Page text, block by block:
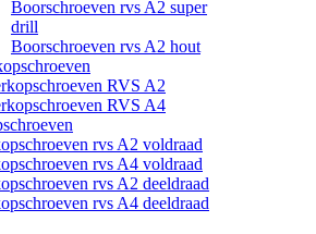
Boorschroeven rvs A2 super
drill
Boorschroeven rvs A2 hout
RVS A2
RVS A4
rvs A2 voldraad
rvs A4 voldraad
rvs A2 deeldraad
rvs A4 deeldraad